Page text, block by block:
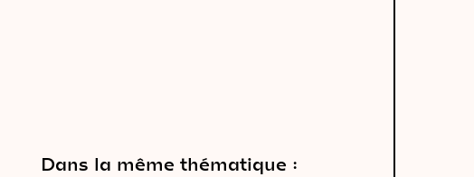
Dans la même thématique :